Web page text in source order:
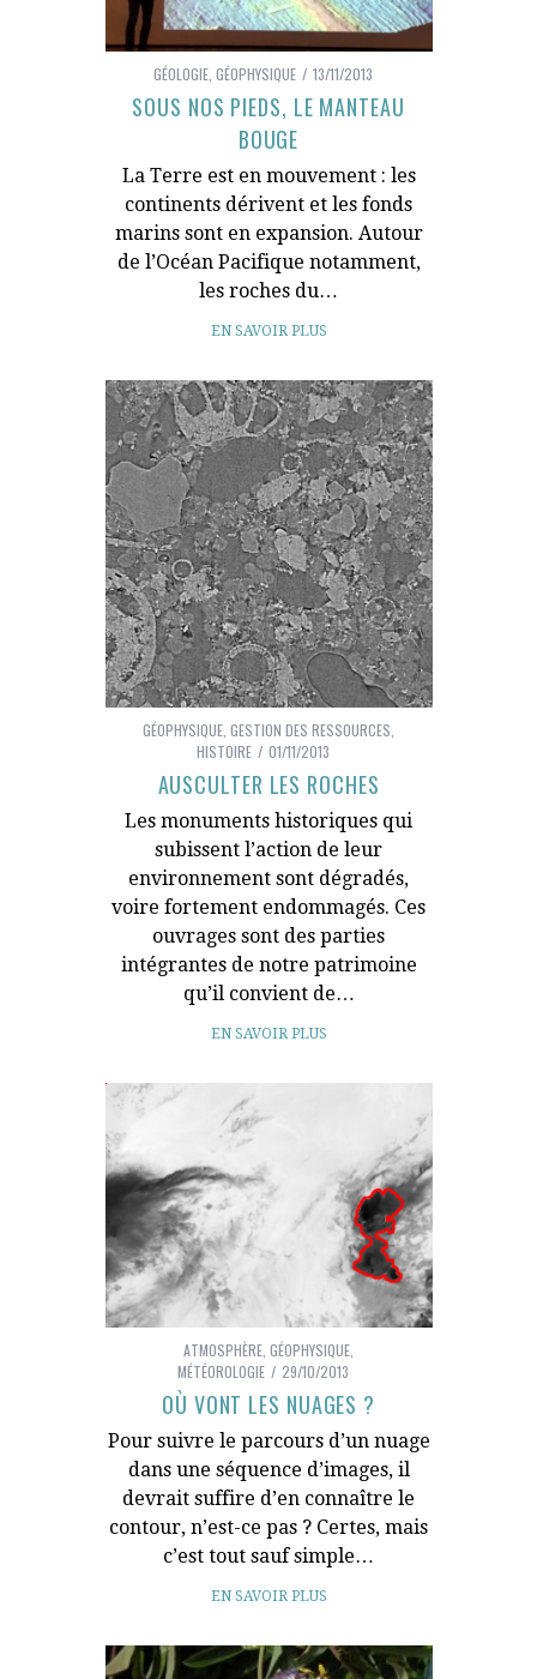
GÉOLOGIE, GÉOPHYSIQUE 13/11/2013
SOUS NOS PIEDS, LE MANTEAU
BOUGE
La Terre est en mouvement : les
continents dérivent et les fonds
marins sont en expansion. Autour
de l’Océan Pacifique notamment,
les roches du…
EN SAVOIR PLUS
GÉOPHYSIQUE GESTION DES RESSOURCES
HISTOIRE
01/11/2013
AUSCULTER LES ROCHES
Les monuments historiques qui
subissent l’action de leur
environnement sont dégradés,
voire fortement endommagés. Ces
ouvrages sont des parties
intégrantes de notre patrimoine
qu’il convient de…
EN SAVOIR PLUS
ATMOSPHÈRE GÉOPHYSIQUE
MÉTÉOROLOGIE
29/10/2013
OÙ VONT LES NUAGES ?
Pour suivre le parcours d’un nuage
dans une séquence d’images, il
devrait suffire d’en connaître le
contour, n’est-ce pas ? Certes, mais
c’est tout sauf simple…
EN SAVOIR PLUS